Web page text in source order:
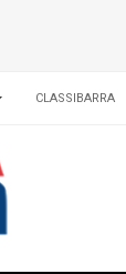
CLASSIBARRA